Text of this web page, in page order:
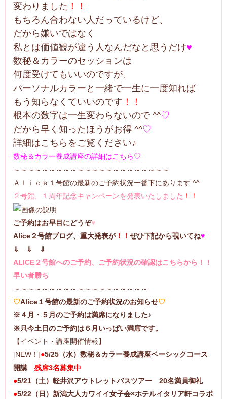
変わりました ！！
もちろん合わない人だっているけど、
だから嫌いではなく
私とは価値観が違う人なんだなと思うだけ♥
数秘＆カラーのセッションは
何度受けてもいいのですが、
パーソナルカラーと一緒で一生に一度知れば
もう知らなくていいのです ！！
根本の数字は一生変わらないので ^^♡
だから早く知ったほうがお得 ^^♡
詳細はこちらをご覧ください♪
数秘＆カラー養成講座の詳細はこちら♡
～～～～～～～～～～～～～～～～～～～～～～
Ａｌｉｃｅ１号館の最新のご予約状況一番下にあります ^^
２号館、１周年記念キャンペーンを発表いたしました ！！
ご予約はお早目にどうぞ♥
Alice２号館ブログ、重大発表が！！ ぜひ下記から覗いてね♥
⇓ ⇓ ⇓
ALICE２号館へのご予約、ご予約状況の確認はこちらから！！
早い者勝ち
～～～～～～～～～～～～～～～～～～～
♡Alice１号館の最新のご予約状況のお知らせ♡
※４月・５月のご予約は満席になりました♪
※只今土日のご予約は６月いっぱい満席です。
【イベント・講座開催情報】
[NEW！]●5/25（水）数秘＆カラー養成講座ベーシックコース
開講 残席3名募集中
●5/21（土）軽井沢アウトレットバスツアー 20名満員御礼
●5/22（日）新潟大人カワイイ女子会×ホテルイタリア軒コラボ